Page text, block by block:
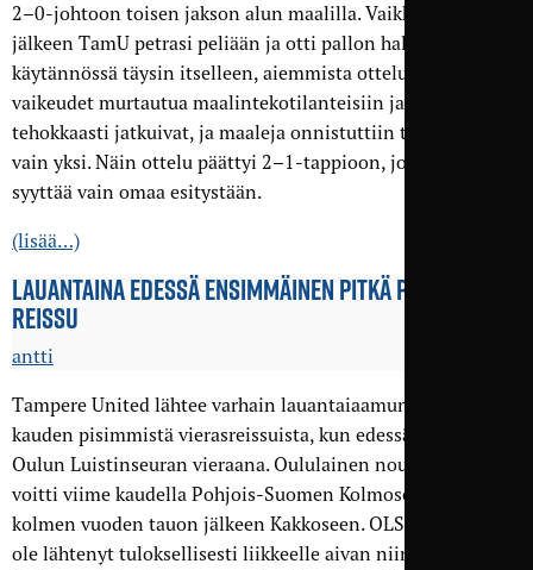
2–0-johtoon toisen jakson alun maalilla. Vaikka tämän
jälkeen TamU petrasi peliään ja otti pallon hallinnan
käytännössä täysin itselleen, aiemmista otteluista tutut
vaikeudet murtautua maalintekotilanteisiin ja viimeistellä
tehokkaasti jatkuivat, ja maaleja onnistuttiin tekemään
vain yksi. Näin ottelu päättyi 2–1-tappioon, josta TamU voi
syyttää vain omaa esitystään.
(lisää…)
LAUANTAINA EDESSÄ ENSIMMÄINEN PITKÄ POHJOISEN
REISSU
antti
Tampere United lähtee varhain lauantaiaamuna yhdelle
kauden pisimmistä vierasreissuista, kun edessä on ottelu
Oulun Luistinseuran vieraana. Oululainen nousijajoukkue
voitti viime kaudella Pohjois-Suomen Kolmosen, ja palasi
kolmen vuoden tauon jälkeen Kakkoseen. OLS:n kausi ei
ole lähtenyt tuloksellisesti liikkeelle aivan niin hyvin kuin